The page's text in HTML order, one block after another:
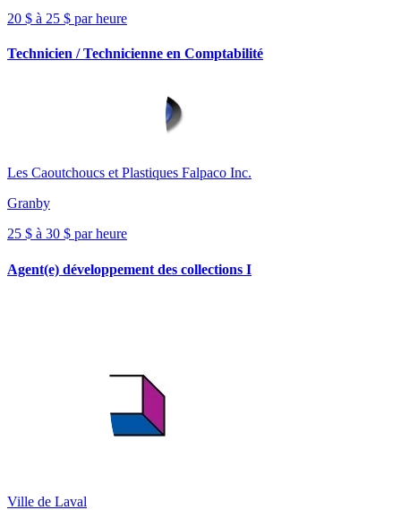
20 $ à 25 $ par heure
Technicien / Technicienne en Comptabilité
Les Caoutchoucs et Plastiques Falpaco Inc.
Granby
25 $ à 30 $ par heure
Agent(e) développement des collections I
Ville de Laval